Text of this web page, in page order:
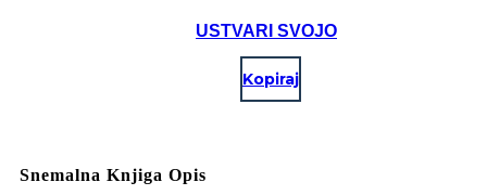
USTVARI SVOJO
Kopiraj
Snemalna Knjiga Opis